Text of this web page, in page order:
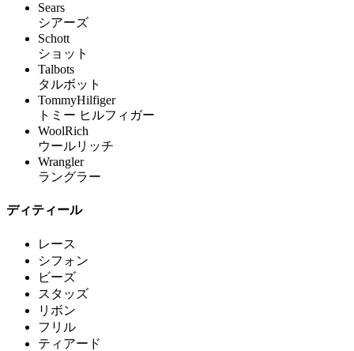
Sears
シアーズ
Schott
ショット
Talbots
タルボット
TommyHilfiger
トミー ヒルフィガー
WoolRich
ウールリッチ
Wrangler
ラングラー
ディティール
レース
シフォン
ビーズ
スタッズ
リボン
フリル
ティアード